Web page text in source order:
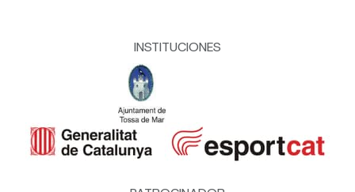
INSTITUCIONES